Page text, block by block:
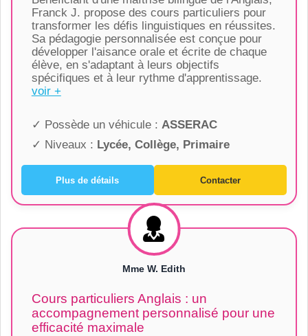
Franck J. propose des cours particuliers pour
transformer les défis linguistiques en réussites.
Sa pédagogie personnalisée est conçue pour
développer l'aisance orale et écrite de chaque
élève, en s'adaptant à leurs objectifs
spécifiques et à leur rythme d'apprentissage.
voir +
✓ Possède un véhicule : ASSERAC
✓ Niveaux : Lycée, Collège, Primaire
Plus de détails Contacter
Mme W. Edith
Cours particuliers Anglais : un
accompagnement personnalisé pour une
efficacité maximale